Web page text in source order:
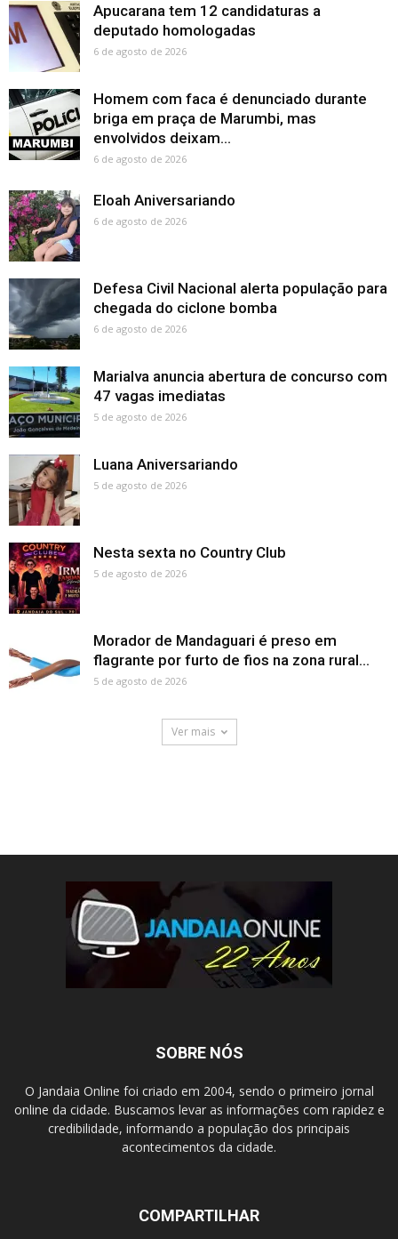
Apucarana tem 12 candidaturas a
deputado homologadas
6 de agosto de 2026
Homem com faca é denunciado durante
briga em praça de Marumbi, mas
envolvidos deixam...
6 de agosto de 2026
Eloah Aniversariando
6 de agosto de 2026
Defesa Civil Nacional alerta população para
chegada do ciclone bomba
6 de agosto de 2026
Marialva anuncia abertura de concurso com
47 vagas imediatas
5 de agosto de 2026
Luana Aniversariando
5 de agosto de 2026
Nesta sexta no Country Club
5 de agosto de 2026
Morador de Mandaguari é preso em
flagrante por furto de fios na zona rural...
5 de agosto de 2026
Ver mais
SOBRE NÓS
O Jandaia Online foi criado em 2004, sendo o primeiro jornal
online da cidade. Buscamos levar as informações com rapidez e
credibilidade, informando a população dos principais
acontecimentos da cidade.
COMPARTILHAR